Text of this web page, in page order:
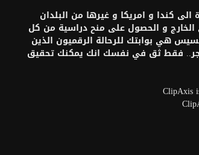
كندا و امريكا و غيرها من البلدان
الخارج و الحصول على منح دراسية من كل
هي بوابتك للرحالة الرقميون الذين
فقط ثق في نفسك انك يمكنك تحقيق
ClipAxis